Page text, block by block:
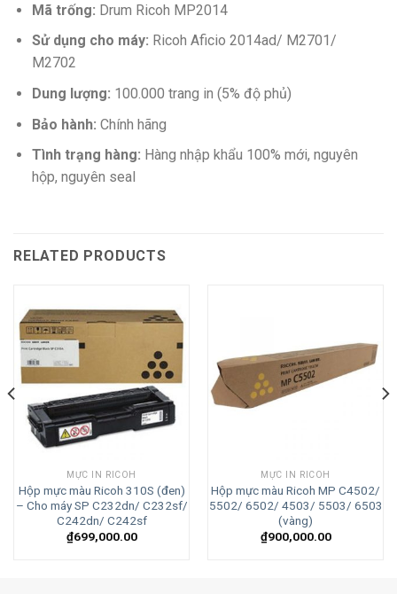
Mã trống: Drum Ricoh MP2014
Sử dụng cho máy: Ricoh Aficio 2014ad/ M2701/
M2702
Dung lượng: 100.000 trang in (5% độ phủ)
Bảo hành: Chính hãng
Tình trạng hàng: Hàng nhập khẩu 100% mới, nguyên
hộp, nguyên seal
RELATED PRODUCTS
MỰC IN RICOH
Hộp mực màu Ricoh 310S (đen)
– Cho máy SP C232dn/ C232sf/
C242dn/ C242sf
₫699,000.00
MỰC IN RICOH
Hộp mực màu Ricoh MP C4502/
5502/ 6502/ 4503/ 5503/ 6503
(vàng)
₫900,000.00